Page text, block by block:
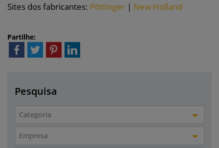
Sites dos fabricantes: Pöttinger | New Holland
Partilhe:
Pesquisa
Categoria
Empresa